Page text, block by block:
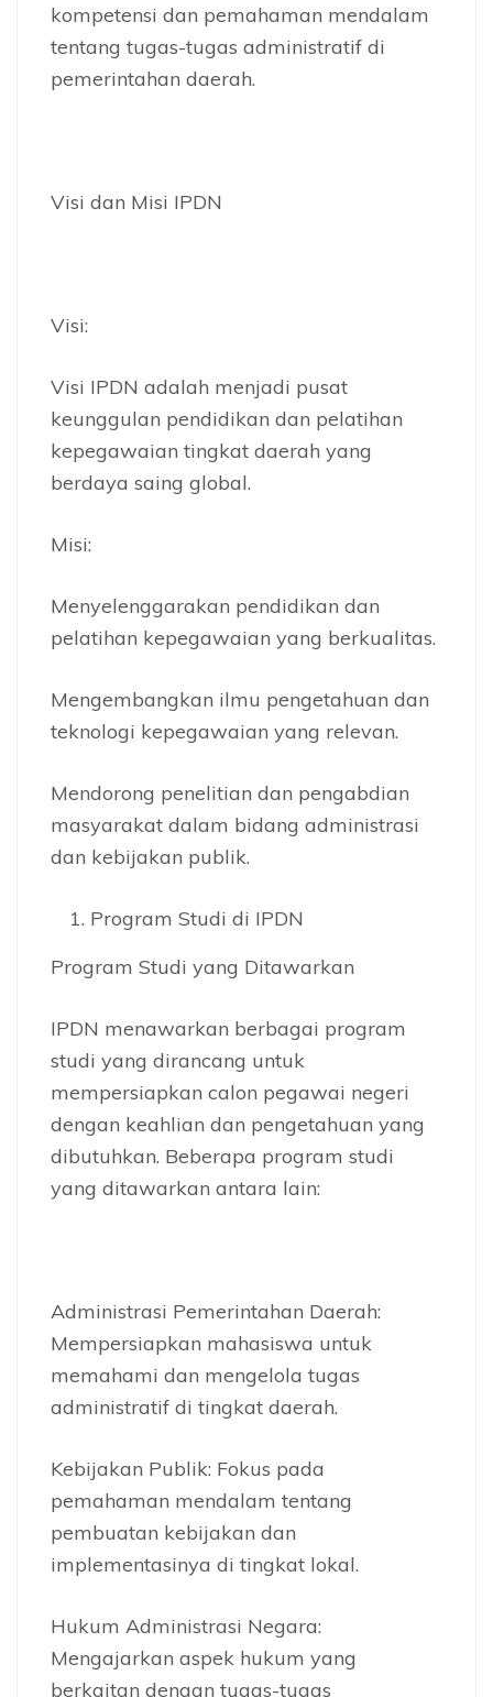
kompetensi dan pemahaman mendalam
tentang tugas-tugas administratif di
pemerintahan daerah.
Visi dan Misi IPDN
Visi:
Visi IPDN adalah menjadi pusat
keunggulan pendidikan dan pelatihan
kepegawaian tingkat daerah yang
berdaya saing global.
Misi:
Menyelenggarakan pendidikan dan
pelatihan kepegawaian yang berkualitas.
Mengembangkan ilmu pengetahuan dan
teknologi kepegawaian yang relevan.
Mendorong penelitian dan pengabdian
masyarakat dalam bidang administrasi
dan kebijakan publik.
Program Studi di IPDN
Program Studi yang Ditawarkan
IPDN menawarkan berbagai program
studi yang dirancang untuk
mempersiapkan calon pegawai negeri
dengan keahlian dan pengetahuan yang
dibutuhkan. Beberapa program studi
yang ditawarkan antara lain:
Administrasi Pemerintahan Daerah:
Mempersiapkan mahasiswa untuk
memahami dan mengelola tugas
administratif di tingkat daerah.
Kebijakan Publik: Fokus pada
pemahaman mendalam tentang
pembuatan kebijakan dan
implementasinya di tingkat lokal.
Hukum Administrasi Negara:
Mengajarkan aspek hukum yang
berkaitan dengan tugas-tugas